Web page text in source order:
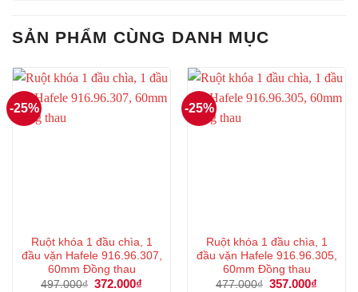
SẢN PHẨM CÙNG DANH MỤC
-25%
Ruột khóa 1 đầu chìa, 1
đầu vặn Hafele 916.96.307,
60mm Đồng thau
497.000₫ Giá
372.000₫
-25%
Ruột khóa 1 đầu chìa, 1
đầu vặn Hafele 916.96.305,
60mm Đồng thau
477.000₫ Giá
357.000₫